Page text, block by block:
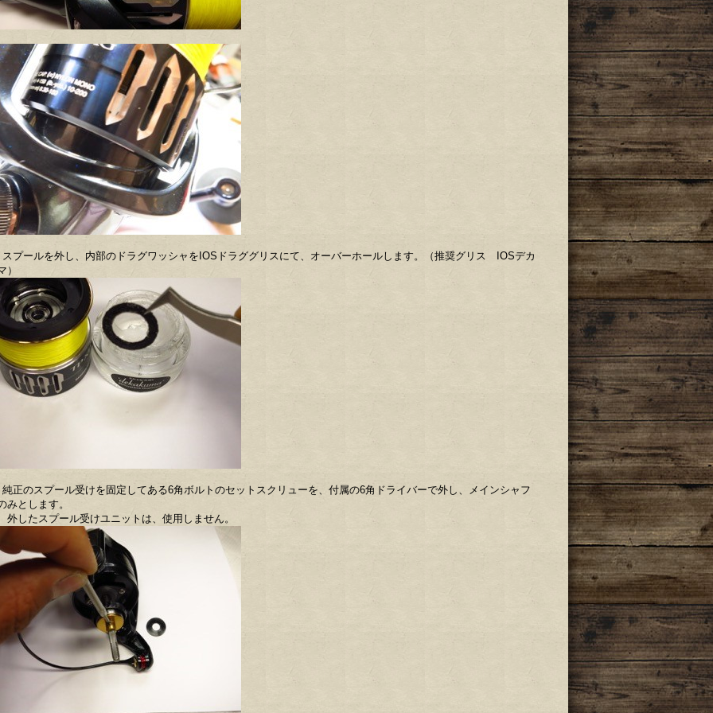
プールを外し、内部のドラグワッシャをIOSドラググリスにて、オーバーホールします。（推奨グリス IOSデカ
）
正のスプール受けを固定してある6角ボルトのセットスクリューを、付属の6角ドライバーで外し、メインシャフ
みとします。
たスプール受けユニットは、使用しません。